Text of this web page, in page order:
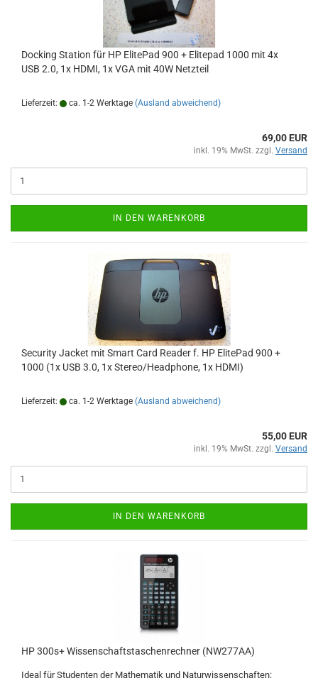
Docking Station für HP ElitePad 900 + Elitepad 1000 mit 4x
USB 2.0, 1x HDMI, 1x VGA mit 40W Netzteil
Lieferzeit: ca. 1-2 Werktage (Ausland abweichend)
69,00 EUR
inkl. 19% MwSt. zzgl. Versand
IN DEN WARENKORB
Security Jacket mit Smart Card Reader f. HP ElitePad 900 +
1000 (1x USB 3.0, 1x Stereo/Headphone, 1x HDMI)
Lieferzeit: ca. 1-2 Werktage (Ausland abweichend)
55,00 EUR
inkl. 19% MwSt. zzgl. Versand
IN DEN WARENKORB
HP 300s+ Wissenschaftstaschenrechner (NW277AA)
Ideal für Studenten der Mathematik und Naturwissenschaften: